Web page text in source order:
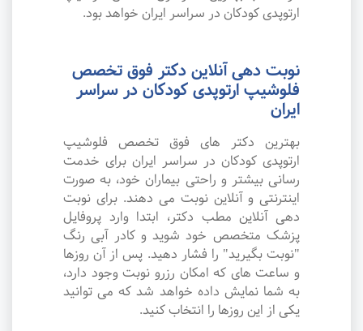
ارتوپدی کودکان در سراسر ایران خواهد بود.
نوبت دهی آنلاین دکتر فوق تخصص
فلوشیپ ارتوپدی کودکان در سراسر
ایران
بهترین دکتر های فوق تخصص فلوشیپ
ارتوپدی کودکان در سراسر ایران برای خدمت
رسانی بیشتر و راحتی بیماران خود، به صورت
اینترنتی و آنلاین نوبت می دهند. برای نوبت
دهی آنلاین مطب دکتر، ابتدا وارد پروفایل
پزشک متخصص خود شوید و کادر آبی رنگ
"نوبت بگیرید" را فشار دهید. پس از آن روزها
و ساعت های که امکان رزرو نوبت وجود دارد،
به شما نمایش داده خواهد شد که می توانید
یکی از این روزها را انتخاب کنید.